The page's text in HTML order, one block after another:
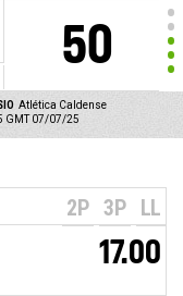
50
Atlética Caldense
GMT 07/07/25
2P 3P LL
17.00